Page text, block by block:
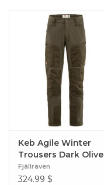
Keb Agile Winter
Trousers Dark Olive
Fjällräven
324.99 $